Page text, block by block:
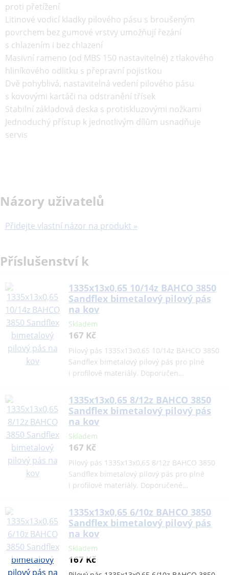
proti přetížení
Litinové vodicí kladky pilového pásu s broušeným
povrchem bez gumové vrstvy umožňují řezání
s chlazením i bez chlazení
Masivní rameno (od MBS 150 nastavitelné) z tlakového
hliníkového odlitku s přepravní pojistkou
Dvě pohyblivá, nastavitelná vedení pilového pásu
s kovovými kartáči na odstranění třísek
Stabilní základová deska s protiskluzovými nožkami
Jednoduchý přístup k jednotlivým dílům usnadňuje
servis
Názory uživatelů
Přidejte vlastní názor na produkt »
Příslušenství k
1335x13x0,65 10/14z BAHCO 3850
Sandflex bimetalový pilový pás
na kov
Skladem
167 Kč
Pilový pás 1335x13x0,65 10/14z BAHCO 3850
Sandflex bimetalový pilový pás pro plné
i profilové materiály. Doporučen…
1335x13x0,65 8/12z BAHCO 3850
Sandflex bimetalový pilový pás
na kov
Skladem
167 Kč
Pilový pás 1335x13x0,65 8/12z BAHCO 3850
Sandflex bimetalový pilový pás pro plné
i profilové materiály. Doporučené…
1335x13x0,65 6/10z BAHCO 3850
Sandflex bimetalový pilový pás
na kov
Skladem
167 Kč